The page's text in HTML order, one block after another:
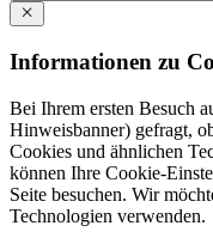
Informationen zu
Bei Ihrem ersten Besuch
Hinweisbanner) gefragt,
Cookies und ähnlichen
können Ihre Cookie-
Seite besuchen. Wir
Technologien verwenden.